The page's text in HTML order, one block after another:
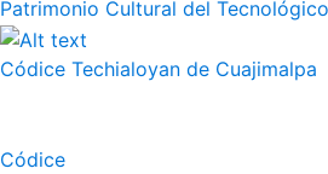
Patrimonio Cultural del
Códice Techialoyan de Cuajimalpa
Códice